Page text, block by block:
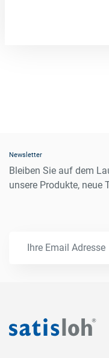
Newsletter
Bleiben Sie auf dem
unsere Produkte, neue